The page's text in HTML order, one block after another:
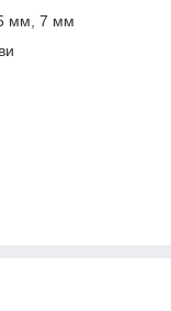
мм, 7 мм